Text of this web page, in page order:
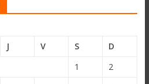
J V S
D
1
2